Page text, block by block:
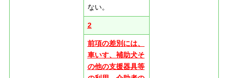
ない。
2
前項の差別には、
車いす、補助犬そ
の他の支援器具等